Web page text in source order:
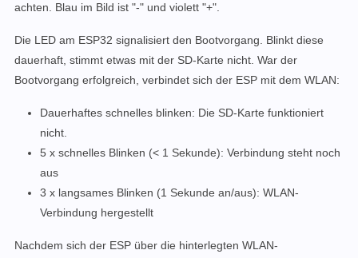
achten. Blau im Bild ist "-" und violett "+".
Die LED am ESP32 signalisiert den Bootvorgang. Blinkt diese
dauerhaft, stimmt etwas mit der SD-Karte nicht. War der
Bootvorgang erfolgreich, verbindet sich der ESP mit dem WLAN:
Dauerhaftes schnelles blinken: Die SD-Karte funktioniert
nicht.
5 x schnelles Blinken (< 1 Sekunde): Verbindung steht noch
aus
3 x langsames Blinken (1 Sekunde an/aus): WLAN-
Verbindung hergestellt
Nachdem sich der ESP über die hinterlegten WLAN-